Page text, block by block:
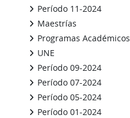
Período 11-2024
Maestrías
Programas Académicos
UNE
Período 09-2024
Período 07-2024
Período 05-2024
Período 01-2024